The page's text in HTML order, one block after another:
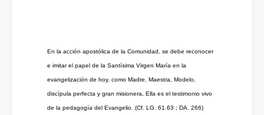
En la acción apostólica de la Comunidad, se debe reconocer
e imitar el papel de la Santísima Virgen María en la
evangelización de hoy, como Madre, Maestra, Modelo,
discípula perfecta y gran misionera, Ella es el testimonio vivo
de la pedagogía del Evangelio. (Cf. LG. 61.63 ; DA. 266)